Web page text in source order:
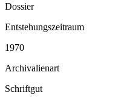
Dossier
Entstehungszeitraum
1970
Archivalienart
Schriftgut